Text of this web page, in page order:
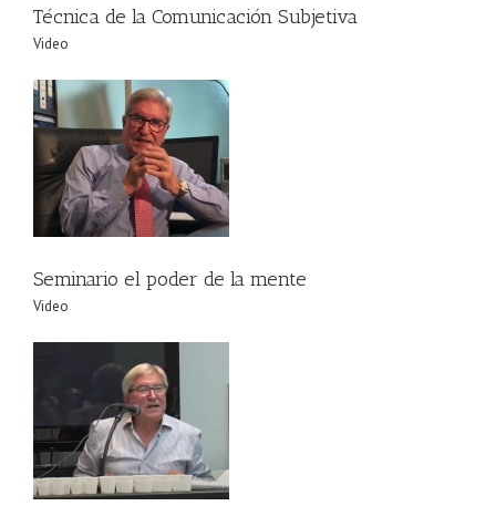
Técnica de la Comunicación Subjetiva
Video
Seminario el poder de la mente
Video